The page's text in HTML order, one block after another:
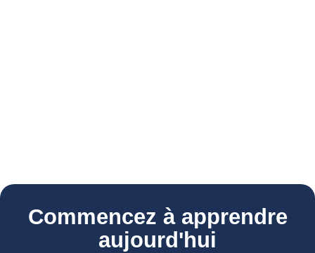
Commencez à apprendre
aujourd'hui